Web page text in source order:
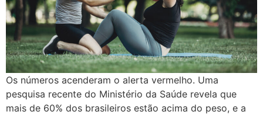
Os números acenderam o alerta vermelho. Uma
pesquisa recente do Ministério da Saúde revela que
mais de 60% dos brasileiros estão acima do peso, e a